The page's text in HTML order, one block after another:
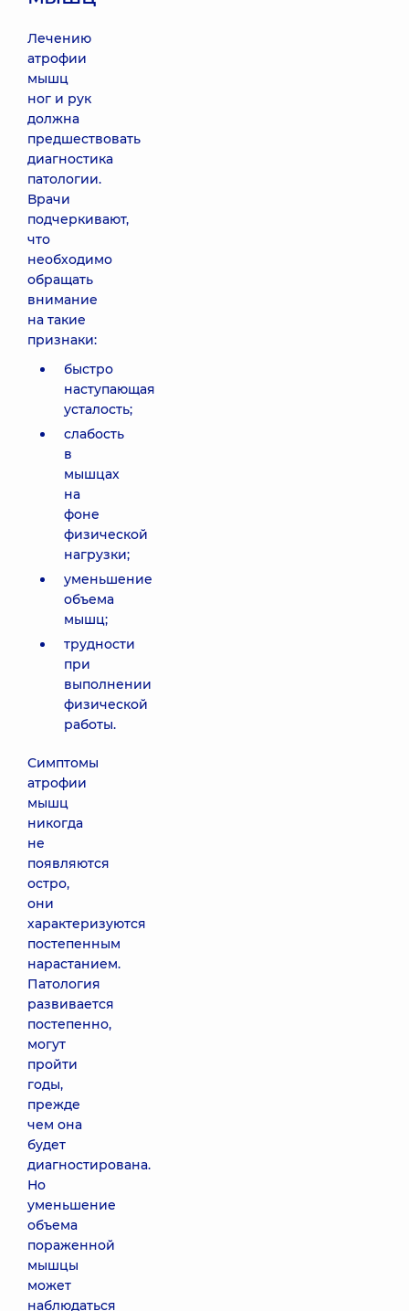
Лечению
атрофии
мышц
ног и рук
должна
предшествовать
диагностика
патологии.
Врачи
подчеркивают,
что
необходимо
обращать
внимание
на такие
признаки:
быстро
наступающая
усталость;
слабость
в
мышцах
на
фоне
физической
нагрузки;
уменьшение
объема
мышц;
трудности
при
выполнении
физической
работы.
Симптомы
атрофии
мышц
никогда
не
появляются
остро,
они
характеризуются
постепенным
нарастанием.
Патология
развивается
постепенно,
могут
пройти
годы,
прежде
чем она
будет
диагностирована.
Но
уменьшение
объема
пораженной
мышцы
может
наблюдаться